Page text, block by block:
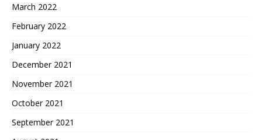
March 2022
February 2022
January 2022
December 2021
November 2021
October 2021
September 2021